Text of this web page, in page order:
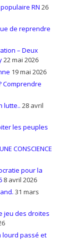
RN 26
de reprendre
– Deux
22 mai 2026
19 mai 2026
Comprendre
lutte.. 28 avril
les peuples
CONSCIENCE
pour la
8 avril 2026
31 mars
jeu des droites
lourd passé et